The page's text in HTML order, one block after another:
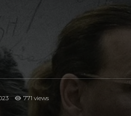
771 views